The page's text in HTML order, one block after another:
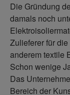
Die Gründung
damals noch
Zulieferer für
anderem textile
Schon wenige
Das
Bereich der